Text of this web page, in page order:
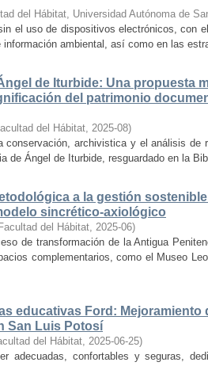
del Hábitat, Universidad Autónoma de
el uso de dispositivos electrónicos, con
ambiental, así como en las
de Iturbide: Una propuesta
del patrimonio
del Hábitat, 2025-08)
conservación, archivistica y el análisis de
de Ángel de Iturbide, resguardado en la
a la gestión
sincrético-axiológico
Facultad del Hábitat, 2025-06)
de transformación de la Antigua
complementarios, como el Museo
educativas Ford:
San Luis Potosí
del Hábitat, 2025-06-25)
adecuadas, confortables y seguras,